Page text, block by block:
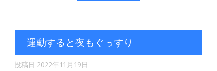
運動すると夜もぐっすり
投稿日 2022年11月19日